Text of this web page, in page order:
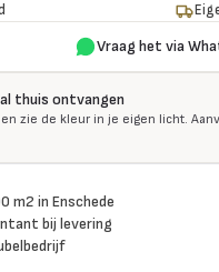
Vraag het via
thuis ontvangen
zie de kleur in je eigen licht.
m2 in Enschede
bij levering